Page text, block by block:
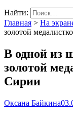
Найти:
Главная > На
золотой
В одной из
золотой
Сирии
Оксана Байкина